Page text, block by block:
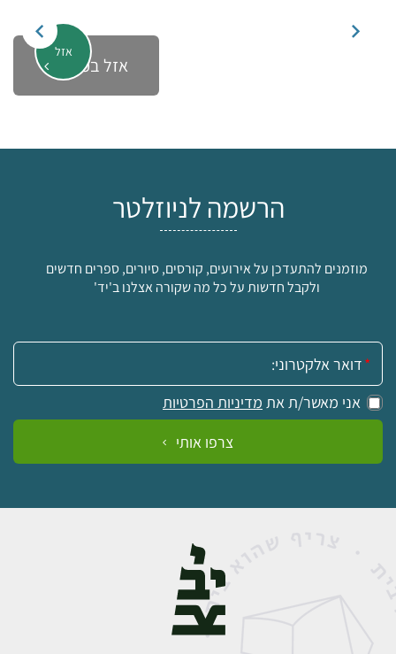
אזל
אזל במלאי
הרשמה לניוזלטר
מוזמנים להתעדכן על אירועים, קורסים, סיורים, ספרים חדשים
ולקבל חדשות על כל מה שקורה אצלנו ב'יד'
אימייל:
אני מאשר/ת את מדיניות הפרטיות
צרפו אותי